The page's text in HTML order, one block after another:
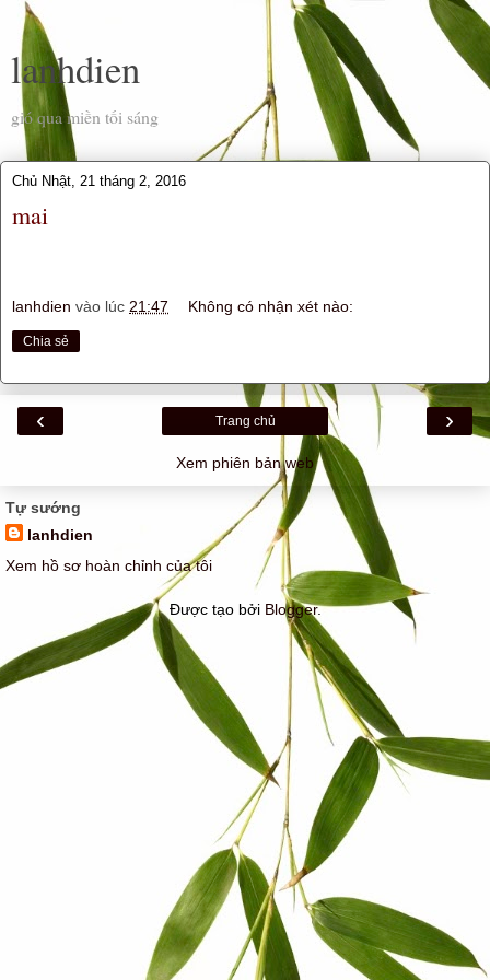
lanhdien
gió qua miền tối sáng
Chủ Nhật, 21 tháng 2, 2016
mai
lanhdien vào lúc 21:47 Không có nhận xét nào:
Chia sẻ
‹ ›
Trang chủ
Xem phiên bản web
Tự sướng
lanhdien
Xem hồ sơ hoàn chỉnh của tôi
Được tạo bởi Blogger.